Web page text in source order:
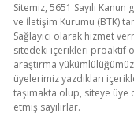
Sitemiz, 5651 Sayılı
ve İletişim Kurumu (BTK)
Sağlayıcı olarak hizmet
sitedeki içerikleri proaktif
araştırma
üyelerimiz yazdıkları
taşımakta olup, siteye
etmiş sayılırlar.